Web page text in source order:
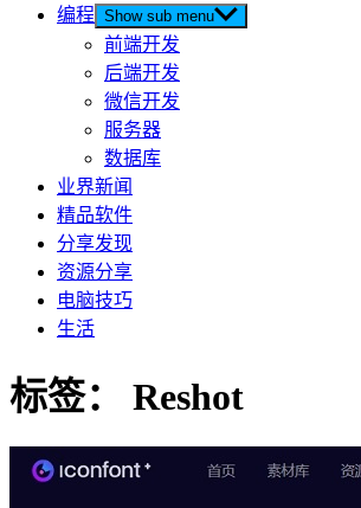
编程 Show sub menu
前端开发
后端开发
微信开发
服务器
数据库
业界新闻
精品软件
分享发现
资源分享
电脑技巧
生活
标签： Reshot